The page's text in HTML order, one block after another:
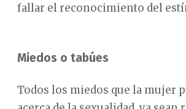
fallar el reconocimiento del
Miedos o tabúes
Todos los miedos que la mujer